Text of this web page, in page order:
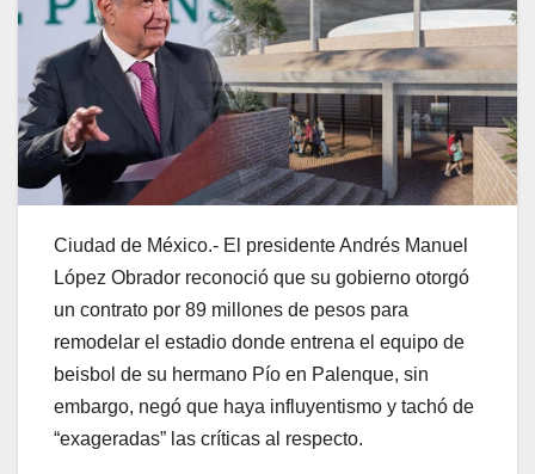
Ciudad de México.- El presidente Andrés Manuel
López Obrador reconoció que su gobierno otorgó
un contrato por 89 millones de pesos para
remodelar el estadio donde entrena el equipo de
beisbol de su hermano Pío en Palenque, sin
embargo, negó que haya influyentismo y tachó de
“exageradas” las críticas al respecto.